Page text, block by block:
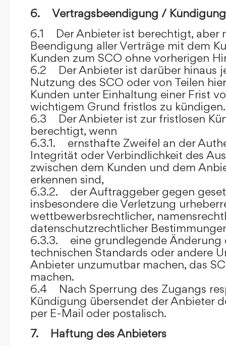
6. Vertragsbeendigung / Kündigung
6.1 Der Anbieter ist berechtigt, aber
Beendigung aller Verträge mit dem
Kunden zum SCO ohne vorherigen
6.2 Der Anbieter ist darüber hinaus
Nutzung des SCO oder von Teilen
Kunden unter Einhaltung einer Frist
wichtigem Grund fristlos zu kündigen.
6.3 Der Anbieter ist zur fristlosen
berechtigt, wenn
6.3.1. ernsthafte Zweifel an der
Integrität oder Verbindlichkeit des
zwischen dem Kunden und dem
erkennen sind,
6.3.2. der Auftraggeber gegen
insbesondere die Verletzung
wettbewerbsrechtlicher,
datenschutzrechtlicher
6.3.3. eine grundlegende Änderung
technischen Standards oder andere
Anbieter unzumutbar machen, das
machen.
6.4 Nach Sperrung des Zugangs
Kündigung übersendet der Anbieter
per E-Mail oder postalisch.
7. Haftung des Anbieters